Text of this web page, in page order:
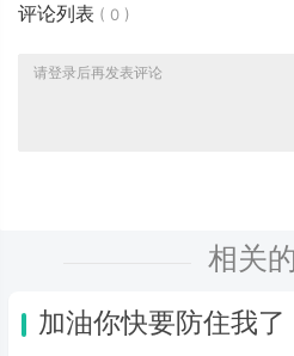
评论列表 ( 0 )
相关
加油你快要防住我了